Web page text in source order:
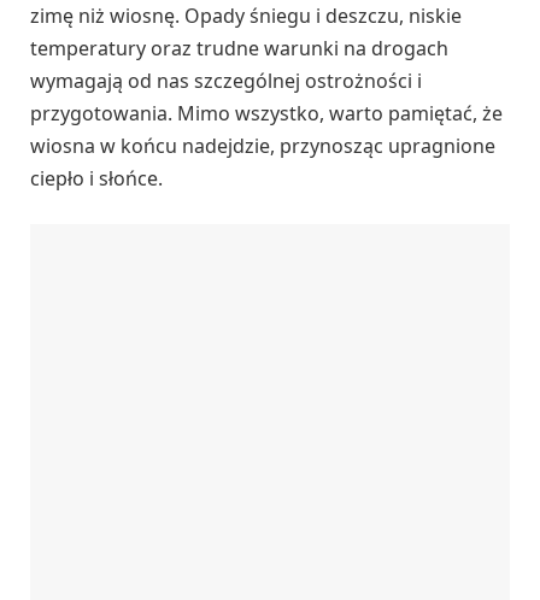
zimę niż wiosnę. Opady śniegu i deszczu, niskie
temperatury oraz trudne warunki na drogach
wymagają od nas szczególnej ostrożności i
przygotowania. Mimo wszystko, warto pamiętać, że
wiosna w końcu nadejdzie, przynosząc upragnione
ciepło i słońce.